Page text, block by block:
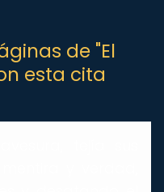
de "El
esta cita